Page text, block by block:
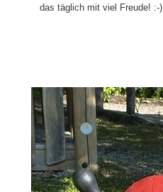
das täglich mit viel Freude! :-)